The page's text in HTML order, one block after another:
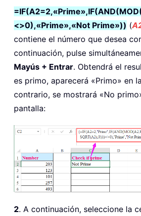
<>0),«Prime»,«Not Prime»)) (
contiene el número que desea
continuación, pulse
Mayús + Entrar. Obtendrá el
es primo, aparecerá «Primo» en
contrario, se mostrará «No
pantalla:
2. A continuación, seleccione la